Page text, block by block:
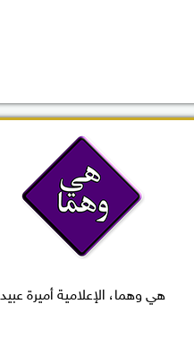
هي وهما، الإعلامية أميرة عبيد